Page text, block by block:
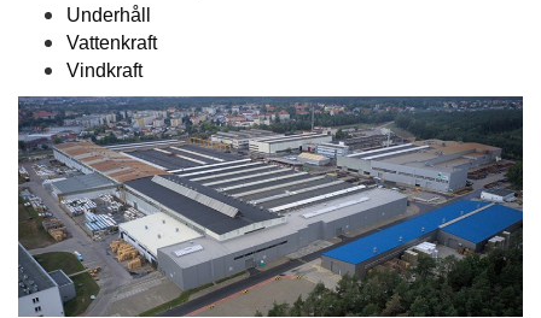
Underhåll
Vattenkraft
Vindkraft